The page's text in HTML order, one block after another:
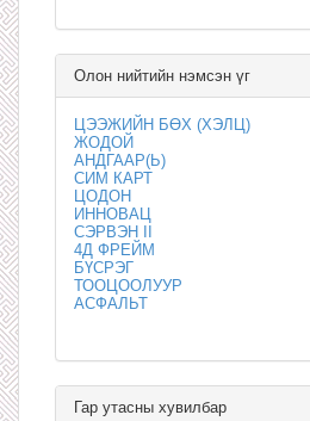
Олон нийтийн нэмсэн үг
ЦЭЭЖИЙН БӨХ (ХЭЛЦ)
ЖОДОЙ
АНДГААР(Ь)
СИМ КАРТ
ЦОДОН
ИННОВАЦ
СЭРВЭН II
4Д ФРЕЙМ
БҮСРЭГ
ТООЦООЛУУР
АСФАЛЬТ
Гар утасны хувилбар